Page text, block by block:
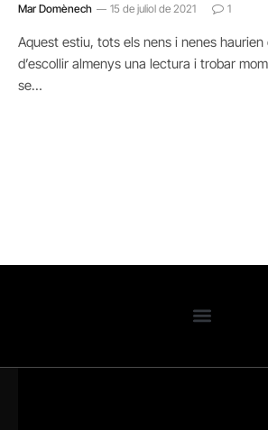
Mar Domènech 15 de juliol de 2021 1
Aquest estiu, tots els nens i nenes
d’escollir almenys una lectura i trobar
se…